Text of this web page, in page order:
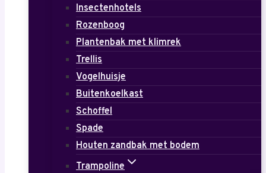
Insectenhotels
Rozenboog
Plantenbak met klimrek
Trellis
Vogelhuisje
Buitenkoelkast
Schoffel
Spade
Houten zandbak met bodem
Trampoline